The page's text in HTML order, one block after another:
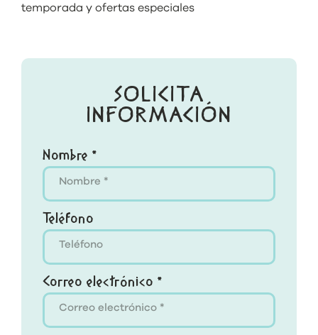
temporada y ofertas especiales
SOLICITA
INFORMACIÓN
Nombre *
Teléfono
Correo electrónico *